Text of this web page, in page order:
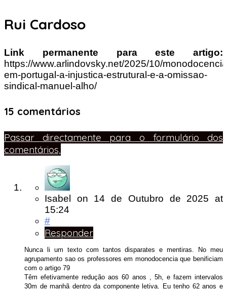
Rui Cardoso
Link permanente para este artigo:
https://www.arlindovsky.net/2025/10/
em-portugal-a-injustica-estrutural-e-a-omissao-
sindical-manuel-alho/
15 comentários
Passar directamente para o formulário dos
comentários,
Isabel on 14 de Outubro de 2025at
15:24
#
Responder
Nunca li um texto com tantos disparates e mentiras. No meu
agrupamento sao os professores em monodocencia que benificiam
com o artigo 79
Têm efetivamente redução aos 60 anos , 5h, e fazem intervalos
30m de manhã dentro da componente letiva. Eu tenho 62 anos e